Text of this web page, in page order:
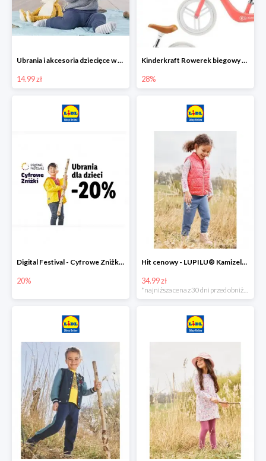
Ubrania i akcesoria dziecięce w Lidlu Online od 14,99 zł
14.99 zł
Kinderkraft Rowerek biegowy Fly
28%
Digital Festival - Cyfrowe Zniżki Ubrania dla dzieci w Lidlu -20%
20%
Hit cenowy - LUPILU® Kamizelka pikowana dziewczęca
34.99 zł